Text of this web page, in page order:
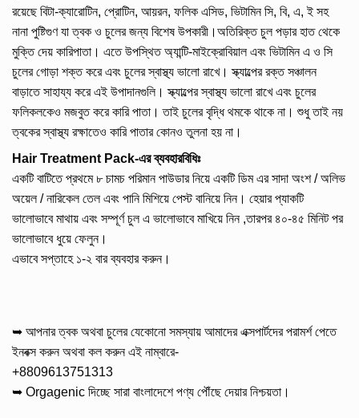
রয়েছে বিটা-ক্যারোটিন, প্রোটিন, আয়রন, ফলিক এসিড, ভিটামিন সি, বি, এ, ই সহ
নানা পুষ্টিগুণ যা ত্বক ও চুলের জন্য বিশেষ উপকারী।অতিরিক্ত চুল পড়ার হাত থেকে
মুক্তি দেয় কারিপাতা। এতে উপস্থিত অ্যান্টি-মাইক্রোবিয়াল এবং ভিটামিন এ ও সি
চুলের গোড়া শক্ত করে এবং চুলের স্বাস্থ্য ভালো রাখে। স্ক্যাল্পের রক্ত সঞ্চালন
বাড়াতে সাহায্য করে এই উপাদানগুলি। স্ক্যাল্পের স্বাস্থ্য ভালো রাখে এবং চুলের
ফলিকলকেও মজবুত করে কারি পাতা। তাই চুলের বৃদ্ধি থমকে থাকে না। শুধু তাই নয়
ত্বকের স্বাস্থ্য রক্ষাতেও কারি পাতার কোনও তুলনা হয় না।
Hair Treatment Pack-এর ব্যবহারবিধিঃ
একটি বাটিতে প্রথমে ৮ চামচ পরিমান পাউডার নিয়ে একটি ডিম এর সাদা অংশ / অলিভ
অয়েল / নারিকেল তেল এবং পানি মিশিয়ে পেস্ট বানিয়ে নিন। হেয়ার প্যাকটি
ভালোভাবে মাথায় এবং সম্পূর্ণ চুল এ ভালোভাবে মাখিয়ে নিন ,তারপর ৪০-৪৫ মিনিট পর
ভালোভাবে ধুয়ে ফেলুন।
এভাবে সপ্তাহে ১-২ বার ব্যবহার করুন।
➥ আপনার ত্বক অথবা চুলের যেকোনো সমস্যায় আমাদের এক্সপার্টদের পরামর্শ পেতে
ইনবক্স করুন অথবা কল করুন এই নাম্বারে-
+8809613751313
➥ Orgagenic দিচ্ছে সারা বাংলাদেশে পণ্য পৌঁছে দেয়ার নিশ্চয়তা।